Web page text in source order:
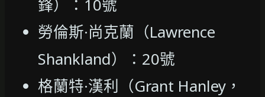
鋒）：10號
勞倫斯·尚克蘭（Lawrence
Shankland）：20號
格蘭特·漢利（Grant Hanley，